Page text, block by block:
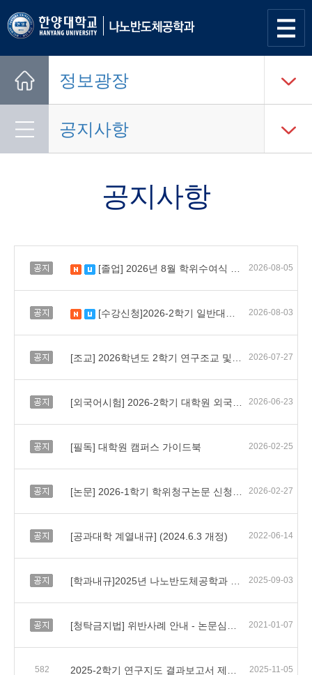
사이트
정보광장
공지사항
공지사항
공지 새 글수정됨[졸업] 2026년 8월 학위수여식 안내 2026-08-05
공지 새 글수정됨[수강신청]2026-2학기 일반대학원 수강신청 일정 및 유의사항 안내 2026-08-03
공지 2026-07-27
공지 2026-06-23
공지 [필독] 대학원 캠퍼스 가이드북 2026-02-25
공지 2026-02-27
공지 [공과대학 계열내규] (2024.6.3 개정) 2022-06-14
공지 2025-09-03
공지 2021-01-07
582 2025-11-05